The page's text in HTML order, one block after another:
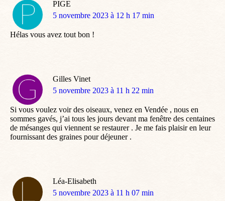
PIGE
dit
5 novembre 2023 à 12 h 17 min
Hélas vous avez tout bon !
Gilles Vinet
dit
5 novembre 2023 à 11 h 22 min
Si vous voulez voir des oiseaux, venez en Vendée , nous en
sommes gavés, j’ai tous les jours devant ma fenêtre des centaines
de mésanges qui viennent se restaurer . Je me fais plaisir en leur
fournissant des graines pour déjeuner .
Léa-Elisabeth
dit
5 novembre 2023 à 11 h 07 min